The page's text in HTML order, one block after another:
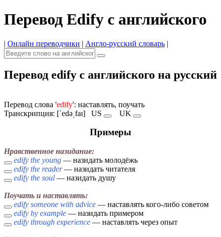
Перевод Edify с английского
| Онлайн переводчики | Англо-русский словарь |
Перевод edify с английского на русский
Перевод слова 'edify': наставлять, поучать
Транскрипция: [ˈedəˌfaɪ] US UK
Примеры
Нравственное назидание:
edify the young — назидать молодёжь
edify the reader— назидать читателя
edify the soul — назидать душу
Поучать и наставлять:
edify someone with advice — наставлять кого-либо советом
edify by example — назидать примером
edify through experience — наставлять через опыт